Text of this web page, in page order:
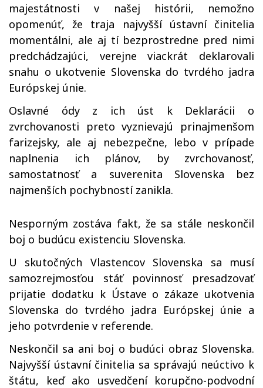
majestátnosti v našej histórii, nemožno
opomenúť, že traja najvyšší ústavní činitelia
momentálni, ale aj tí bezprostredne pred nimi
predchádzajúci, verejne viackrát deklarovali
snahu o ukotvenie Slovenska do tvrdého jadra
Európskej únie.
Oslavné ódy z ich úst k Deklarácii o
zvrchovanosti preto vyznievajú prinajmenšom
farizejsky, ale aj nebezpečne, lebo v prípade
naplnenia ich plánov, by zvrchovanosť,
samostatnosť a suverenita Slovenska bez
najmenších pochybností zanikla.
Nesporným zostáva fakt, že sa stále neskončil
boj o budúcu existenciu Slovenska.
U skutočných Vlastencov Slovenska sa musí
samozrejmosťou stáť povinnosť presadzovať
prijatie dodatku k Ústave o zákaze ukotvenia
Slovenska do tvrdého jadra Európskej únie a
jeho potvrdenie v referende.
Neskončil sa ani boj o budúci obraz Slovenska.
Najvyšší ústavní činitelia sa správajú neúctivo k
štátu, keď ako usvedčení korupčno-podvodní